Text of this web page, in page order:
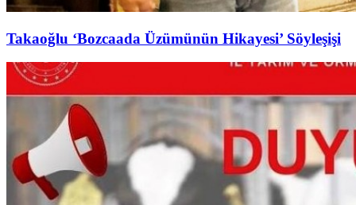
Takaoğlu ‘Bozcaada Üzümünün Hikayesi’ Söyleşişi